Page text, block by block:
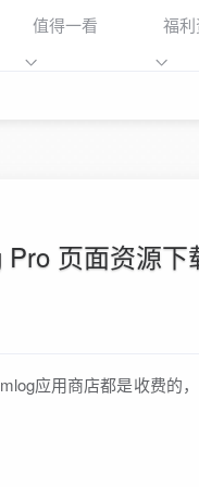
值得一看 福
Pro 页面资源下
应用商店都是收费的